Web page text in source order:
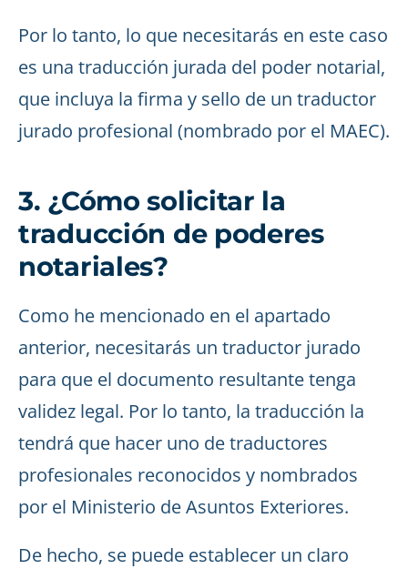
Por lo tanto, lo que necesitarás en este caso
es una traducción jurada del poder notarial,
que incluya la firma y sello de un traductor
jurado profesional (nombrado por el MAEC).
3. ¿Cómo solicitar la
traducción de poderes
notariales?
Como he mencionado en el apartado
anterior, necesitarás un traductor jurado
para que el documento resultante tenga
validez legal. Por lo tanto, la traducción la
tendrá que hacer uno de traductores
profesionales reconocidos y nombrados
por el Ministerio de Asuntos Exteriores.
De hecho, se puede establecer un claro